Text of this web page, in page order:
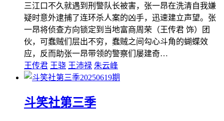
三江口不久就遇到刑警队长被害，张一昂在洗清自我嫌
疑时意外逮捕了连环杀人案的凶手，迅速建立声望。张
一昂将侦查方向锁定到当地富商周荣（王传君 饰）团
伙，可蠢贼们层出不穷，蠢贼之间勾心斗角的蝴蝶效
应，反而助张一昂带领的警察们屡建奇…
王传君 王骁 王沛禄 朱云峰
20250619期
斗笑社第三季